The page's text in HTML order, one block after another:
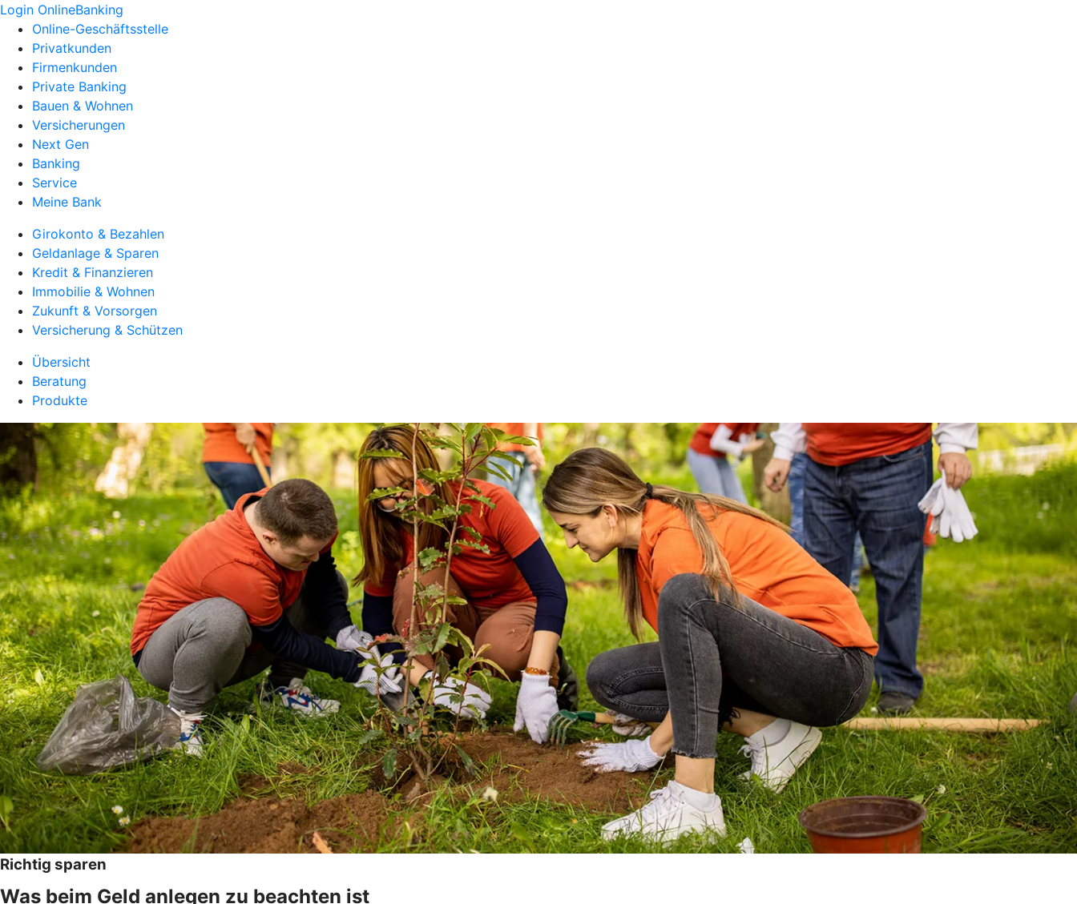
Login OnlineBanking
Online-Geschäftsstelle
Privatkunden
Firmenkunden
Private Banking
Bauen & Wohnen
Versicherungen
Next Gen
Banking
Service
Meine Bank
Girokonto & Bezahlen
Geldanlage & Sparen
Kredit & Finanzieren
Immobilie & Wohnen
Zukunft & Vorsorgen
Versicherung & Schützen
Übersicht
Beratung
Produkte
Richtig sparen
Was beim Geld anlegen zu beachten ist